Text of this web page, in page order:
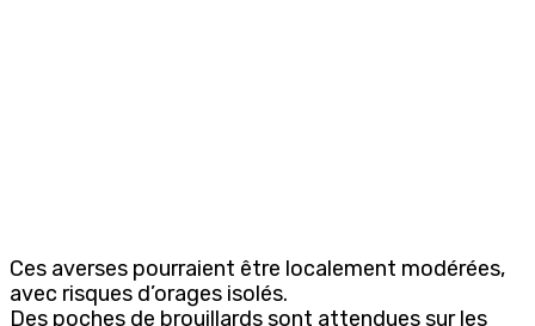
Ces averses pourraient être localement modérées,
avec risques d’orages isolés.
Des poches de brouillards sont attendues sur les